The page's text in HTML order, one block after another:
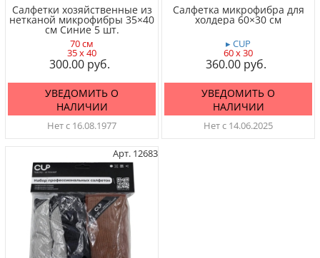
Салфетки хозяйственные из
нетканой микрофибры 35×40
см Синие 5 шт.
70 см
35 x 40
300.00
УВЕДОМИТЬ О
НАЛИЧИИ
Нет с 16.08.1977
Салфетка микрофибра для
холдера 60×30 см
▸ CUP
60 x 30
360.00
УВЕДОМИТЬ О
НАЛИЧИИ
Нет с 14.06.2025
Арт. 12683